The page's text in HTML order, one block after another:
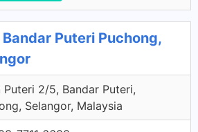
Puteri Puchong,
Puteri 2/5, Bandar Puteri,
Selangor, Malaysia